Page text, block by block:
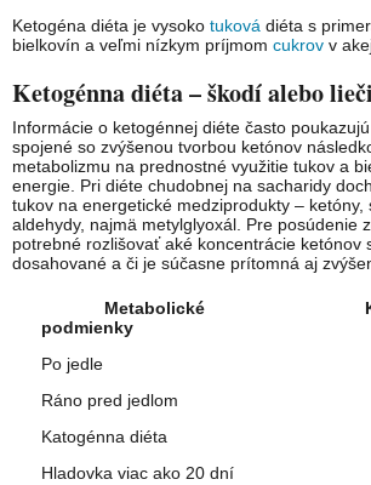
Ketogéna diéta je vysoko tuková diéta s
bielkovín a veľmi nízkym príjmom cukrov v
Ketogénna diéta – škodí alebo
Informácie o ketogénnej diéte často
spojené so zvýšenou tvorbou ketónov
metabolizmu na prednostné využitie tukov a
energie. Pri diéte chudobnej na sacharidy
tukov na energetické medziprodukty – ketóny,
aldehydy, najmä metylglyoxál. Pre posúdenie
potrebné rozlišovať aké koncentrácie ketónov
dosahované a či je súčasne prítomná aj
Metabolické
podmienky
Po jedle
Ráno pred jedlom
Katogénna diéta
Hladovka viac ako 20 dní